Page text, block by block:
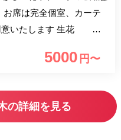
お席は完全個室、カーテ
たします 生花 ：
お電話にて承ります。
5000 円〜
の詳細を見る